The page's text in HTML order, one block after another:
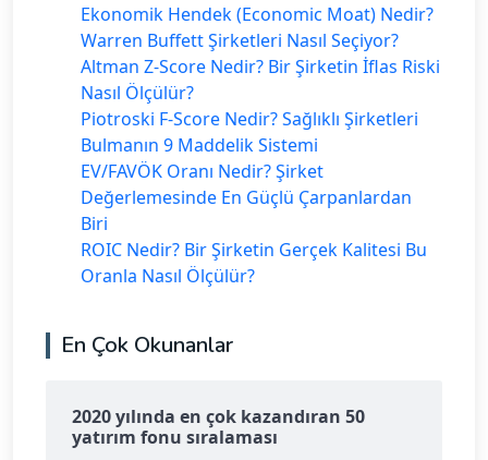
Ekonomik Hendek (Economic Moat) Nedir?
Warren Buffett Şirketleri Nasıl Seçiyor?
Altman Z-Score Nedir? Bir Şirketin İflas Riski
Nasıl Ölçülür?
Piotroski F-Score Nedir? Sağlıklı Şirketleri
Bulmanın 9 Maddelik Sistemi
EV/FAVÖK Oranı Nedir? Şirket
Değerlemesinde En Güçlü Çarpanlardan
Biri
ROIC Nedir? Bir Şirketin Gerçek Kalitesi Bu
Oranla Nasıl Ölçülür?
En Çok Okunanlar
2020 yılında en çok kazandıran 50
yatırım fonu sıralaması